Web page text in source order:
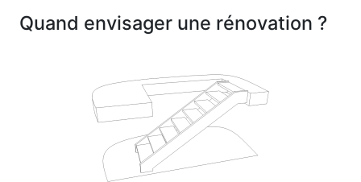
Quand envisager une rénovation ?